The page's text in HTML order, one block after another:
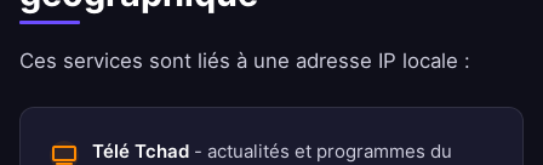
Ces services sont liés à une adresse IP locale :
Télé Tchad - actualités et programmes du